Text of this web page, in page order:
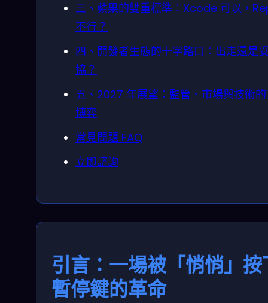
三、蘋果的雙重標準：Xcode 可以，
不行？
四、開發者生態的十字路口：出走還是
協？
五、2027 年展望：監管、市場與技術
博弈
常見問題 FAQ
立即諮詢
引言：一場被「悄悄」按
暫停鍵的革命